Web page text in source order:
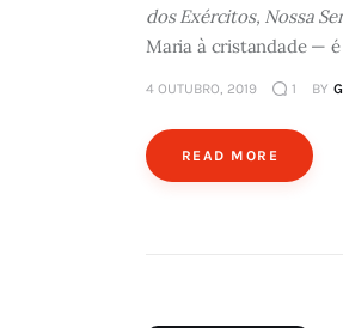
dos Exércitos, Nossa
Maria à cristandade —
4 OUTUBRO, 2019 1 BY
READ MORE